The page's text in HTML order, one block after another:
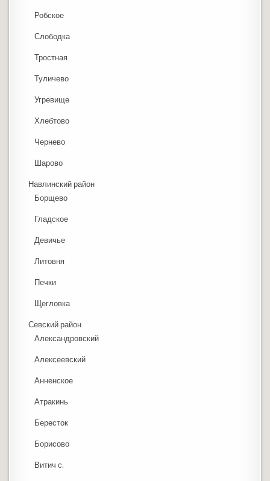
Робское
Слободка
Тростная
Туличево
Угревище
Хлебтово
Чернево
Шарово
Навлинский район
Борщево
Гладское
Девичье
Литовня
Печки
Щегловка
Севский район
Александровский
Алексеевский
Анненское
Атракинь
Бересток
Борисово
Витич с.